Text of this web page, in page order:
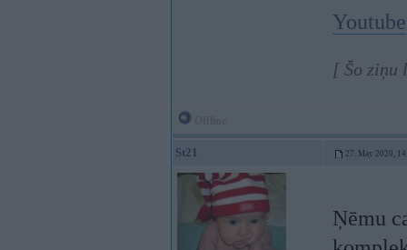
Youtube
[ Šo ziņu
St21 27. May 2020,
Ņēmu